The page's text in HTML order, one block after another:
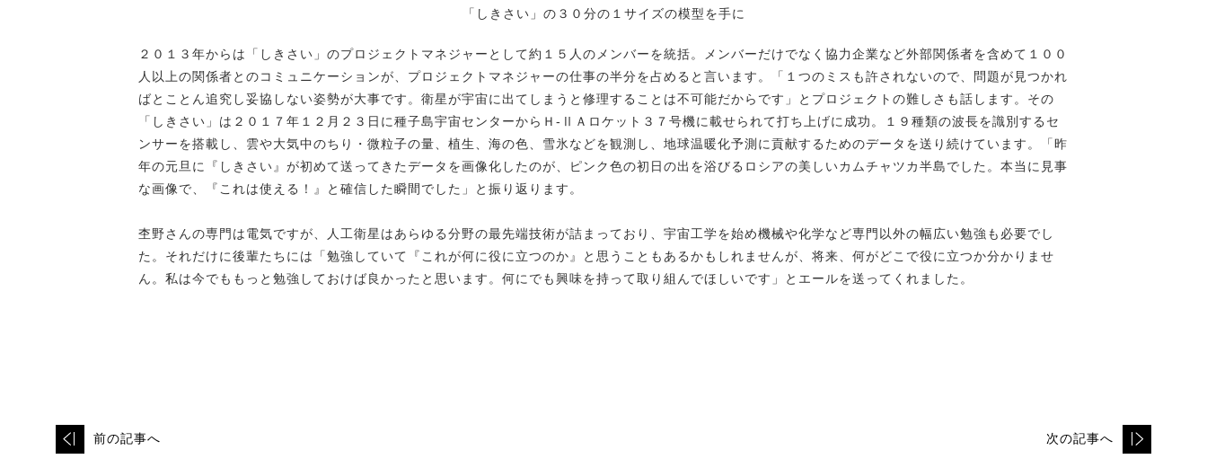
「しきさい」の３０分の１サイズの模型を手に
２０１３年からは「しきさい」のプロジェクトマネジャーとして約１５人のメンバーを統括。メンバーだけでなく協力企業など外部関係者を含めて１００
人以上の関係者とのコミュニケーションが、プロジェクトマネジャーの仕事の半分を占めると言います。「１つのミスも許されないので、問題が見つかれ
ばとことん追究し妥協しない姿勢が大事です。衛星が宇宙に出てしまうと修理することは不可能だからです」とプロジェクトの難しさも話します。その
「しきさい」は２０１７年１２月２３日に種子島宇宙センターからＨ-ⅡＡロケット３７号機に載せられて打ち上げに成功。１９種類の波長を識別するセ
ンサーを搭載し、雲や大気中のちり・微粒子の量、植生、海の色、雪氷などを観測し、地球温暖化予測に貢献するためのデータを送り続けています。「昨
年の元旦に『しきさい』が初めて送ってきたデータを画像化したのが、ピンク色の初日の出を浴びるロシアの美しいカムチャツカ半島でした。本当に見事
な画像で、『これは使える！』と確信した瞬間でした」と振り返ります。
杢野さんの専門は電気ですが、人工衛星はあらゆる分野の最先端技術が詰まっており、宇宙工学を始め機械や化学など専門以外の幅広い勉強も必要でし
た。それだけに後輩たちには「勉強していて『これが何に役に立つのか』と思うこともあるかもしれませんが、将来、何がどこで役に立つか分かりませ
ん。私は今でももっと勉強しておけば良かったと思います。何にでも興味を持って取り組んでほしいです」とエールを送ってくれました。
前の記事へ 次の記事へ